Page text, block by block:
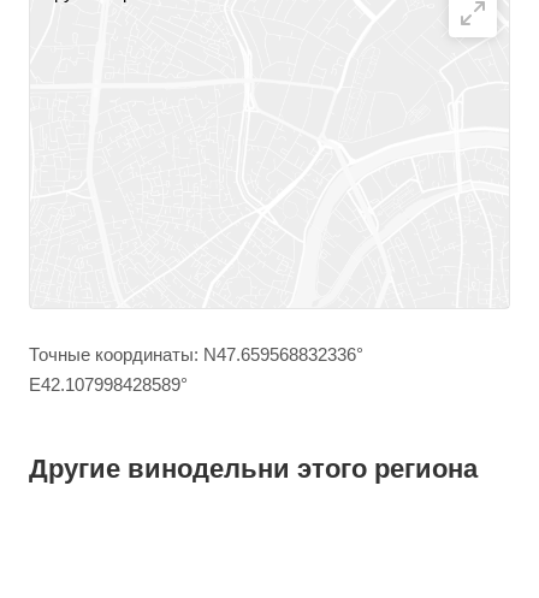
Точные координаты: N47.659568832336°
E42.107998428589°
Другие винодельни этого региона